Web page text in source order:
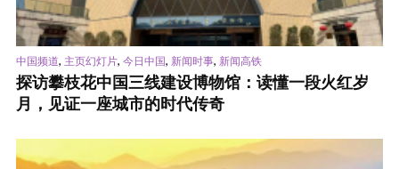
中国频道, 主页幻灯片, 今日中国, 新闻时事, 新闻高铁
探访攀枝花中国三线建设博物馆：读懂一段火红岁
月，见证一座城市的时代传奇